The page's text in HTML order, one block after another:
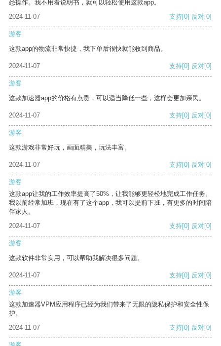
悉操作。我不用看说明书，就可以轻松使用这款app。
2024-11-07
支持[0] 反对[0]
游客
这款app的物流非常快捷，我下单后很快就能收到商品。
2024-11-07 支持[0] 反对[0]
游客
这款加速器app的价格有点贵，可以适当降低一些，这样会更加亲民。
2024-11-07 支持[0] 反对[0]
游客
这款游戏非常好玩，画面精美，玩法丰富。
2024-11-07 支持[0] 反对[0]
游客
这款app让我的工作效率提高了50%，让我能够更轻松地完成工作任务。
我以前经常加班，现在有了这个app，我可以提前下班，有更多的时间陪
伴家人。
2024-11-07
支持[0] 反对[0]
游客
这款软件非常实用，可以帮助我解决很多问题。
2024-11-07 支持[0] 反对[0]
游客
这款加速器VPM应用程序已经为我们带来了无限的隐私保护和安全性保
护。
2024-11-07
支持[0] 反对[0]